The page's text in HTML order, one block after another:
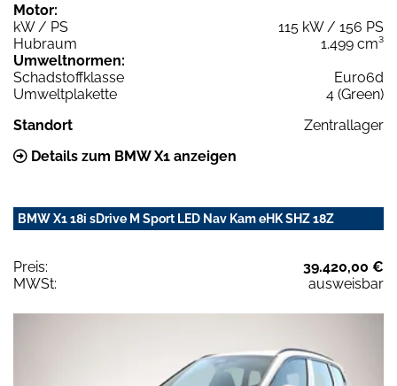
Motor:
kW / PS
115 kW / 156 PS
Hubraum
1.499 cm³
Umweltnormen:
Schadstoffklasse
Euro6d
Umweltplakette
4 (Green)
Standort
Zentrallager
Details zum BMW X1 anzeigen
BMW X1 18i sDrive M Sport LED Nav Kam eHK SHZ 18Z
Preis:
39.420,00 €
MWSt:
ausweisbar